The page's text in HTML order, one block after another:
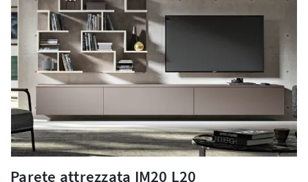
Parete attrezzata IM20 L20